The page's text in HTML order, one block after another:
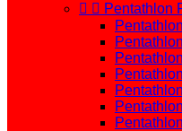
  Pentathlon